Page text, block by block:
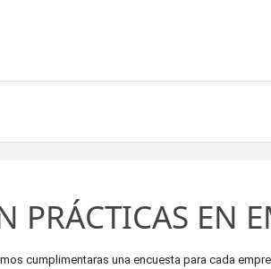
PRÁCTICAS EN
cumplimentaras una encuesta para cada